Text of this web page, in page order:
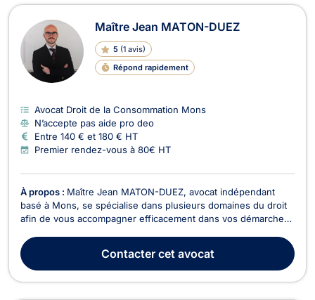
Maître Jean MATON-DUEZ
5 (1 avis)
Répond rapidement
Avocat Droit de la Consommation Mons
N’accepte pas aide pro deo
Entre 140 € et 180 € HT
Premier rendez-vous à 80€ HT
À propos : Maître Jean MATON-DUEZ, avocat indépendant
basé à Mons, se spécialise dans plusieurs domaines du droit
afin de vous accompagner efficacement dans vos démarches
contrats et de la responsabilité civile, en droit des affaires, en
droit économique et en droit des...
Contactercet avocat